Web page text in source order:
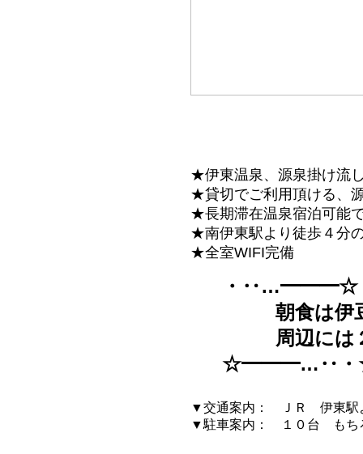
★伊東温泉、源泉掛け流
★貸切でご利用頂ける、
★長期滞在温泉宿泊可能
★南伊東駅より徒歩４分
★全室WIFI完備
・
朝食は伊
周辺には
☆━━━…‥
▼交通案内： ＪＲ 伊東駅
▼駐車案内： １０台 もち